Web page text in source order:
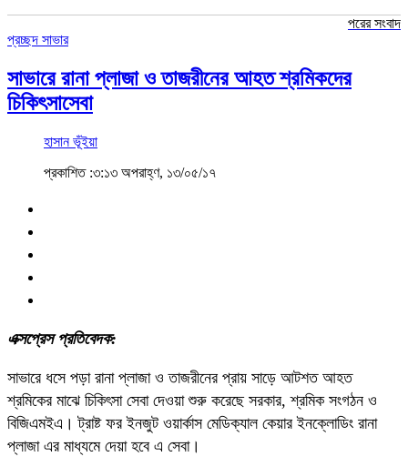
পরের সংবাদ
প্রচ্ছদ সাভার
সাভারে রানা প্লাজা ও তাজরীনের আহত শ্রমিকদের
চিকিৎসাসেবা
হাসান ভূঁইয়া
প্রকাশিত :৩:১৩ অপরাহ্ণ, ১৩/০৫/১৭
এক্সপ্রেস প্রতিবেদক:
সাভারে ধসে পড়া রানা প্লাজা ও তাজরীনের প্রায় সাড়ে আটশত আহত
শ্রমিকের মাঝে চিকিৎসা সেবা দেওয়া শুরু করেছে সরকার, শ্রমিক সংগঠন ও
বিজিএমইএ। ট্রাষ্ট ফর ইনজুট ওয়ার্কাস মেডিক্যাল কেয়ার ইনক্লোডিং রানা
প্লাজা এর মাধ্যমে দেয়া হবে এ সেবা।